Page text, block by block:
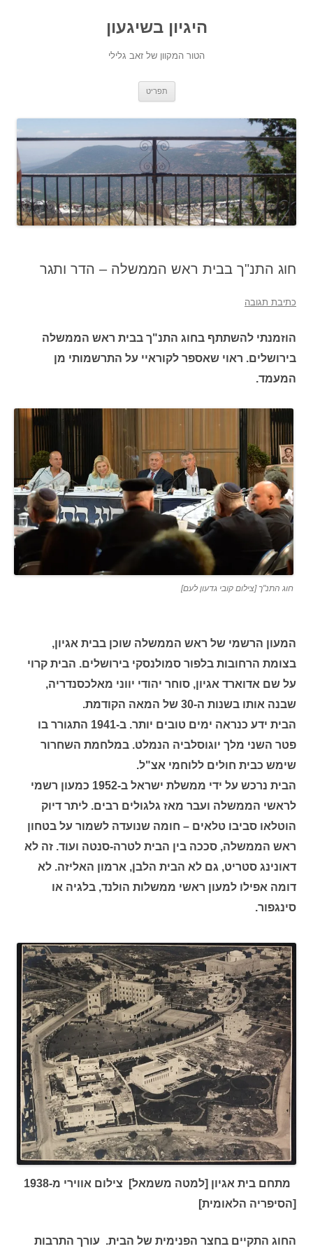
היגיון בשיגעון
הטור המקוון של זאב גלילי
תפריט
חוג התנ"ך בבית ראש הממשלה – הדר ותגר
כתיבת תגובה
הוזמנתי להשתתף בחוג התנ"ך בבית ראש הממשלה
בירושלים. ראוי שאספר לקוראיי על התרשמותי מן
המעמד.
חוג התנ"ך [צילום קובי גדעון לעם]
המעון הרשמי של ראש הממשלה שוכן בבית אגיון,
בצומת הרחובות בלפור סמולנסקי בירושלים. הבית קרוי
על שם אדוארד אגיון, סוחר יהודי יווני מאלכסנדריה,
שבנה אותו בשנות ה-30 של המאה הקודמת.
הבית ידע כנראה ימים טובים יותר. ב-1941 התגורר בו
פטר השני מלך יוגוסלביה הנמלט. במלחמת השחרור
שימש כבית חולים ללוחמי אצ"ל.
הבית נרכש על ידי ממשלת ישראל ב-1952 כמעון רשמי
לראשי הממשלה ועבר מאז גלגולים רבים. ליתר דיוק
הוטלאו סביבו טלאים – חומה שנועדה לשמור על בטחון
ראש הממשלה, סככה בין הבית לטרה-סנטה ועוד. זה לא
דאונינג סטריט, גם לא הבית הלבן, ארמון האליזה. לא
דומה אפילו למעון ראשי ממשלות הולנד, בלגיה או
סינגפור.
מתחם בית אגיון [למטה משמאל] צילום אווירי מ-1938
[הסיפריה הלאומית]
החוג התקיים בחצר הפנימית של הבית. עורך התרבות